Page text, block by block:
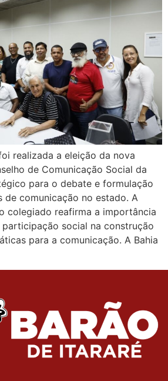
realizada a eleição da nova
de Comunicação Social da
para o debate e formulação
de comunicação no estado. A
colegiado reafirma a importância
social na construção
para a comunicação. A Bahia